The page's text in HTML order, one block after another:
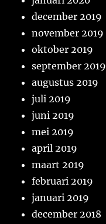
december 2019
november 2019
oktober 2019
september 2019
augustus 2019
juli 2019
juni 2019
mei 2019
april 2019
maart 2019
februari 2019
januari 2019
december 2018